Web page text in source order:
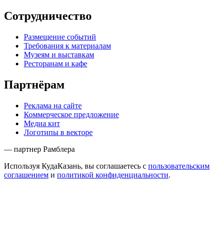
Сотрудничество
Размещение событий
Требования к материалам
Музеям и выставкам
Ресторанам и кафе
Партнёрам
Реклама на сайте
Коммерческое предложение
Медиа кит
Логотипы в векторе
— партнер Рамблера
Используя КудаКазань, вы соглашаетесь с пользовательским
соглашением и политикой конфиденциальности.